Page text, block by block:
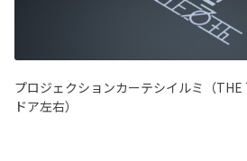
プロジェクションカーテシイルミ（
ドア左右）